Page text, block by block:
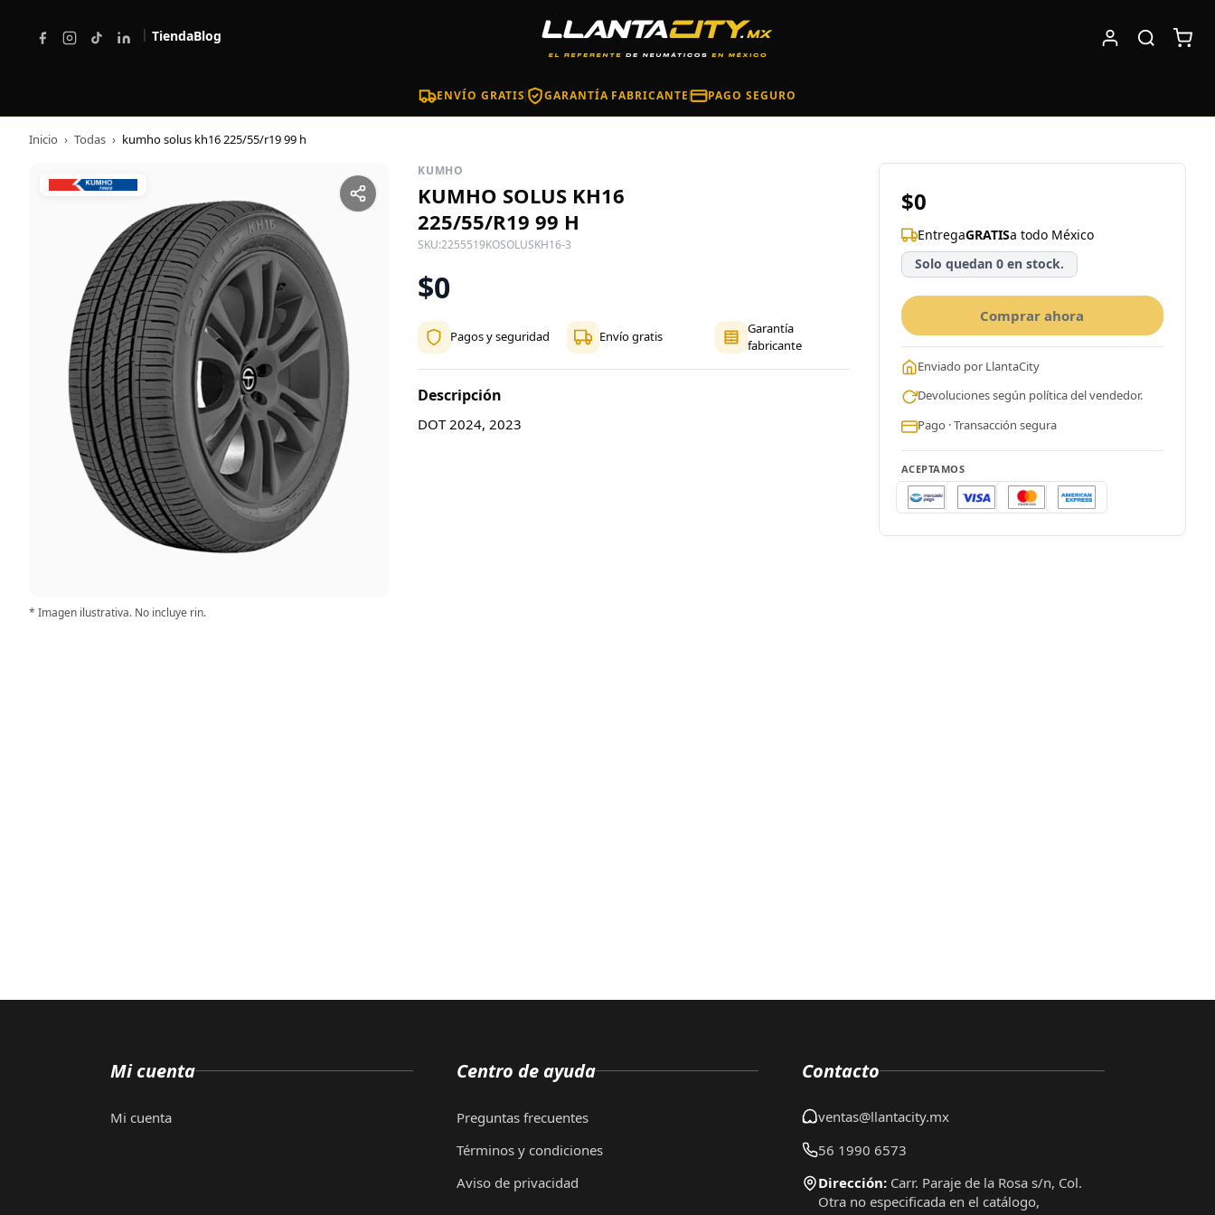
| TiendaBlog
ENVÍO GRATIS GARANTÍA FABRICANTE PAGO SEGURO
Inicio › Todas › kumho solus kh16 225/55/r19 99 h
* Imagen ilustrativa. No incluye rin.
KUMHO
KUMHO SOLUS KH16
225/55/R19 99 H
SKU:2255519KOSOLUSKH16-3
$0
Pagos y seguridad Envío gratis
Garantía
fabricante
Descripción
DOT 2024, 2023
$0
EntregaGRATISa todo México
Solo quedan 0 en stock.
Comprar ahora
Enviado por LlantaCity
Devoluciones según política del vendedor.
Pago · Transacción segura
ACEPTAMOS
Mi cuenta
Mi cuenta
Centro de ayuda
Preguntas frecuentes
Términos y condiciones
Aviso de privacidad
Contacto
ventas@llantacity.mx
56 1990 6573
Dirección: Carr. Paraje de la Rosa s/n, Col.
Otra no especificada en el catálogo,